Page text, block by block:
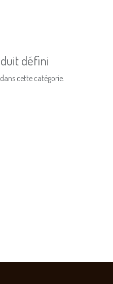
défini
cette catégorie.